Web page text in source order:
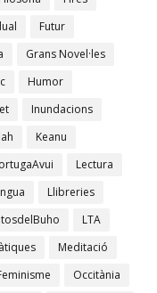
Futur
Grans Novel·les
Humor
Inundacions
Keanu
Lectura
Llibreries
LTA
Meditació
Occitània